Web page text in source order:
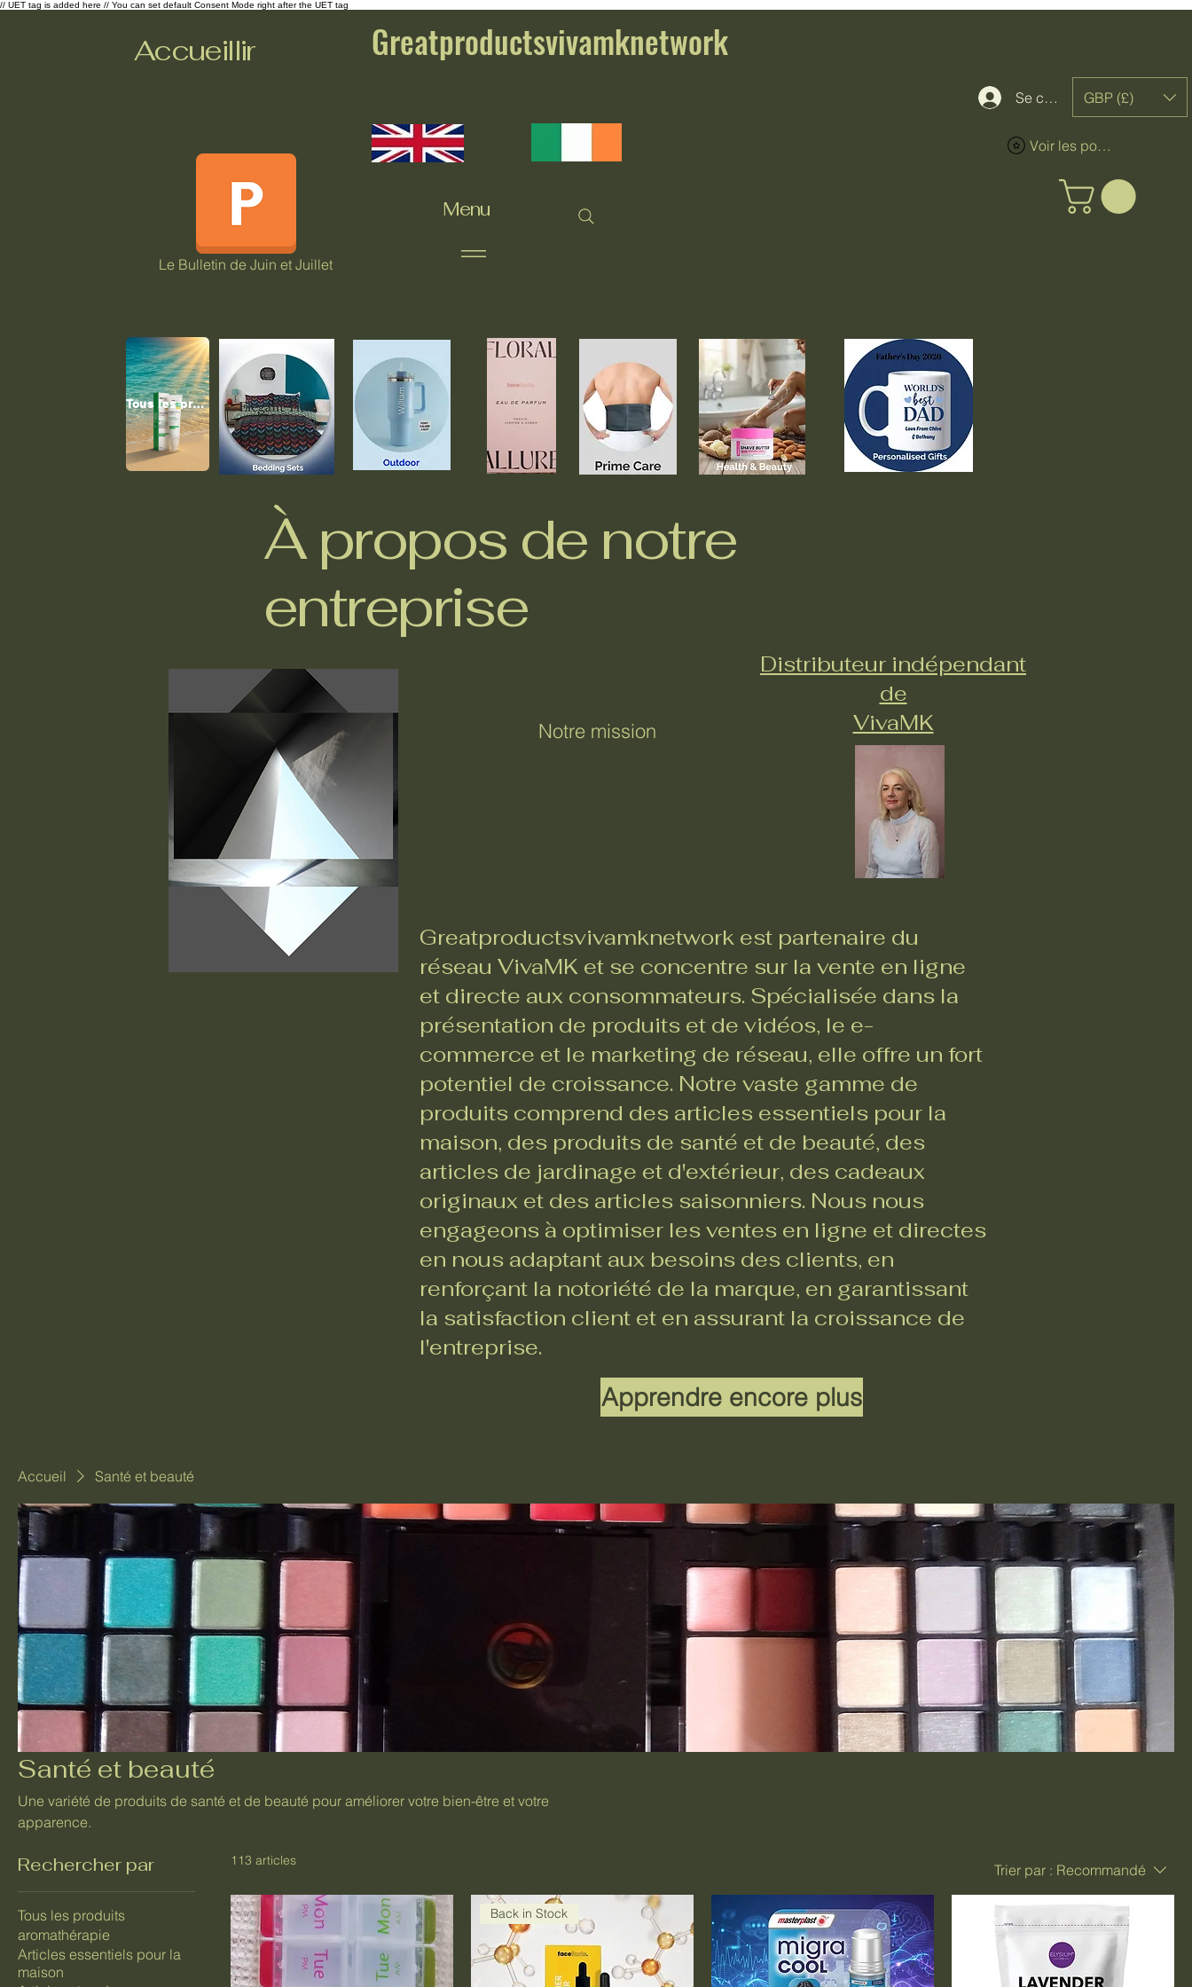
// UET tag is added here // You can set default Consent Mode right after the UET tag
Accueillir
Le Bulletin de Juin et Juillet
Greatproductsvivamknetwork
Menu
Se connecterGBP (£)
Voir les points
Tous les produits
À propos de notre
entreprise
Notre mission
Distributeur indépendant
de
VivaMK
Greatproductsvivamknetwork est partenaire du
réseau VivaMK et se concentre sur la vente en ligne
et directe aux consommateurs. Spécialisée dans la
présentation de produits et de vidéos, le e-
commerce et le marketing de réseau, elle offre un fort
potentiel de croissance. Notre vaste gamme de
produits comprend des articles essentiels pour la
maison, des produits de santé et de beauté, des
articles de jardinage et d'extérieur, des cadeaux
originaux et des articles saisonniers. Nous nous
engageons à optimiser les ventes en ligne et directes
en nous adaptant aux besoins des clients, en
renforçant la notoriété de la marque, en garantissant
la satisfaction client et en assurant la croissance de
l'entreprise.
Apprendre encore plus
Accueil Santé et beauté
Santé et beauté
Une variété de produits de santé et de beauté pour améliorer votre bien-être et votre
apparence.
Rechercher par
Tous les produits
aromathérapie
Articles essentiels pour la
maison
113 articles
Trier par : Recommandé
Back in Stock